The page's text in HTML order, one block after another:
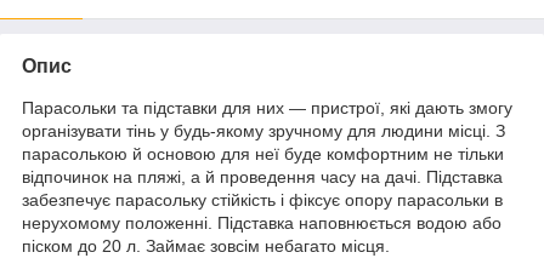
Опис
Парасольки та підставки для них — пристрої, які дають змогу
організувати тінь у будь-якому зручному для людини місці. З
парасолькою й основою для неї буде комфортним не тільки
відпочинок на пляжі, а й проведення часу на дачі. Підставка
забезпечує парасольку стійкість і фіксує опору парасольки в
нерухомому положенні. Підставка наповнюється водою або
піском до 20 л. Займає зовсім небагато місця.